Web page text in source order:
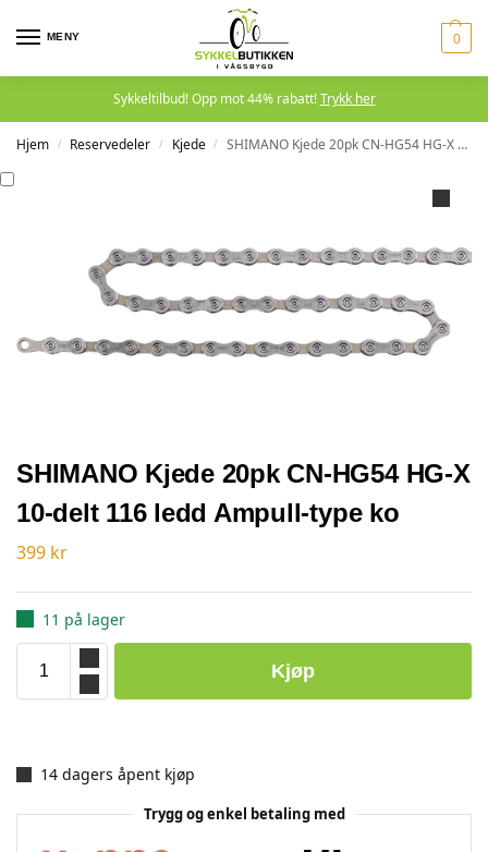
MENY 0
Sykkeltilbud! Opp mot 44% rabatt!Trykk her
Hjem / Reservedeler / Kjede / SHIMANO Kjede 20pk CN-HG54 HG-X 10-delt 116 ledd Ampull-type ko
SHIMANO Kjede 20pk CN-HG54 HG-X
10-delt 116 ledd Ampull-type ko
399 kr
11 på lager
Kjøp
14 dagers åpent kjøp
Trygg og enkel betaling med